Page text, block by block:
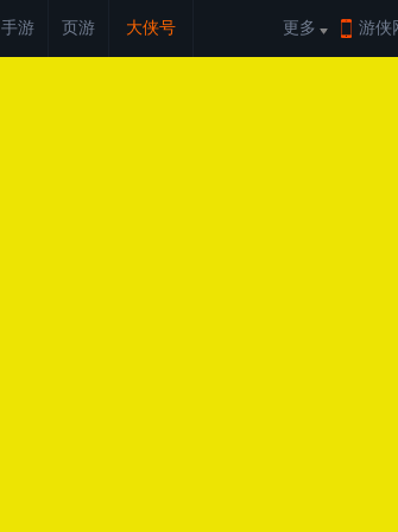
手游 页游 大侠号 更多 游侠